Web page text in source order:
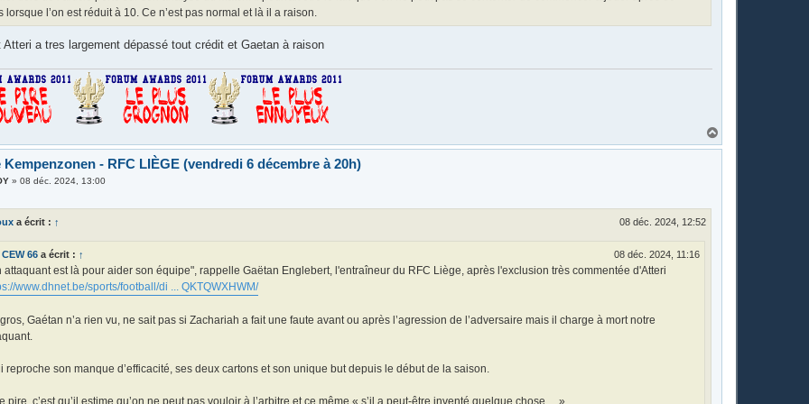
lorsque l’on est réduit à 10. Ce n’est pas normal et là il a raison.
Atteri a tres largement dépassé tout crédit et Gaetan à raison
a
Kempenzonen - RFC LIÈGE (vendredi 6 décembre à 20h)
»08 déc. 2024, 13:00
a écrit : ↑ 08 déc. 2024, 12:52
CEW 66 a écrit : ↑ 08 déc. 2024, 11:16
attaquant est là pour aider son équipe", rappelle Gaëtan Englebert, l'entraîneur du RFC Liège, après l'exclusion très commentée d'Atteri
www.dhnet.be/sports/football/di ... QKTQWXHWM/
Gaétan n’a rien vu, ne sait pas si Zachariah a fait une faute avant ou après l’agression de l’adversaire mais il charge à mort notre
reproche son manque d’efficacité, ses deux cartons et son unique but depuis le début de la saison.
pire, c’est qu’il estime qu’on ne peut pas vouloir à l’arbitre et ce même « s’il a peut-être inventé quelque chose… »